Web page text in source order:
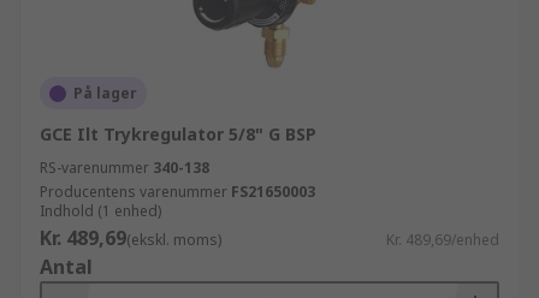
På lager
GCE Ilt Trykregulator 5/8" G BSP
RS-varenummer 340-138
Producentens varenummer FS21650003
Indhold (1 enhed)
Kr. 489,69(ekskl. moms) Kr. 489,69/enhed
Antal